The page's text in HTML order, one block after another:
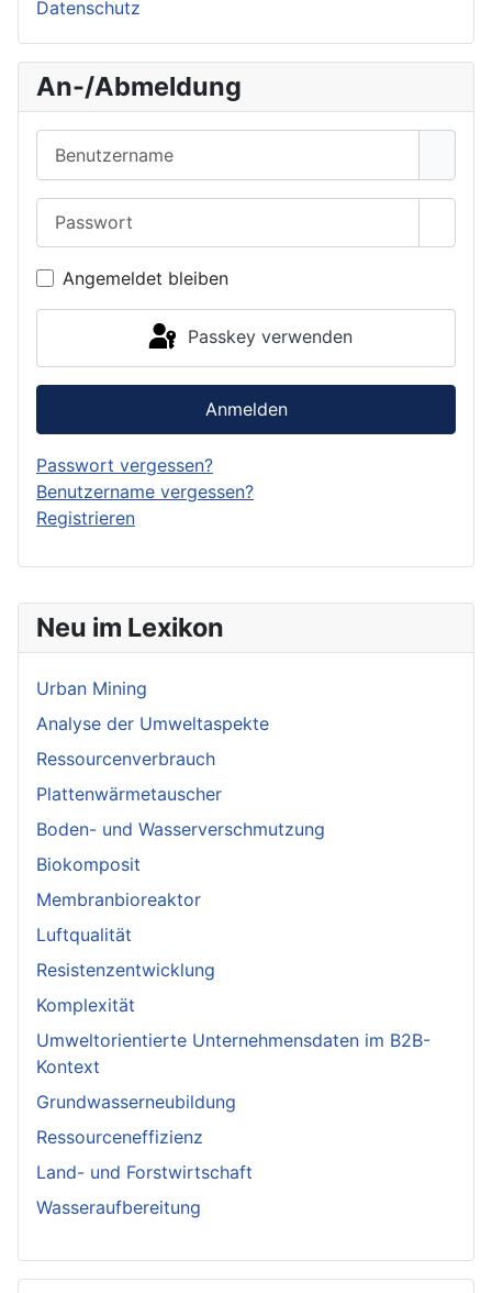
Neu im Lexikon
Urban Mining
Analyse der Umweltaspekte
Ressourcenverbrauch
Plattenwärmetauscher
Boden- und Wasserverschmutzung
Biokomposit
Membranbioreaktor
Luftqualität
Resistenzentwicklung
Komplexität
Umweltorientierte Unternehmensdaten im B2B-
Kontext
Grundwasserneubildung
Ressourceneffizienz
Land- und Forstwirtschaft
Wasseraufbereitung
Datenschutz
An-/Abmeldung
Angemeldet bleiben
Passkey verwenden
Anmelden
Passwort vergessen?
Benutzername vergessen?
Registrieren